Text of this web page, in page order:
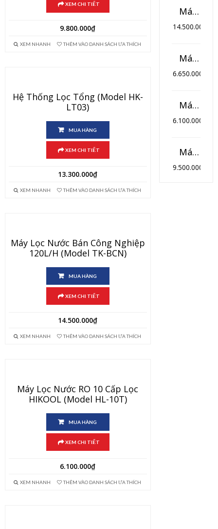
XEM CHI TIẾT
9.800.000₫
XEM NHANH THÊM VÀO DANH SÁCH ƯA THÍCH
Hệ Thống Lọc Tổng (Model HK-
LT03)
MUA HÀNG
XEM CHI TIẾT
13.300.000₫
XEM NHANH THÊM VÀO DANH SÁCH ƯA THÍCH
Máy Lọc Nước Bán Công Nghiệp
120L/h (Model TK-BCN)
MUA HÀNG
XEM CHI TIẾT
14.500.000₫
XEM NHANH THÊM VÀO DANH SÁCH ƯA THÍCH
Máy Lọc Nước RO 10 Cấp Lọc
HIKOOL (Model HL-10T)
MUA HÀNG
XEM CHI TIẾT
6.100.000₫
XEM NHANH THÊM VÀO DANH SÁCH ƯA THÍCH
Máy lọc nước bán công nghiệp 120L/h (Model TK-BCN)
14.500.000
Máy lọc nước RO 10 cấp lọc thông minh HIKOOL (Model HL-10TM)
6.650.000
Máy lọc nước RO 10 cấp lọc HIKOOL (Model HL-10T)
6.100.000
Máy lọc nước RO 9 cấp lọc 3 vòi HIKOOL (Model HK-09NK3)
9.500.000